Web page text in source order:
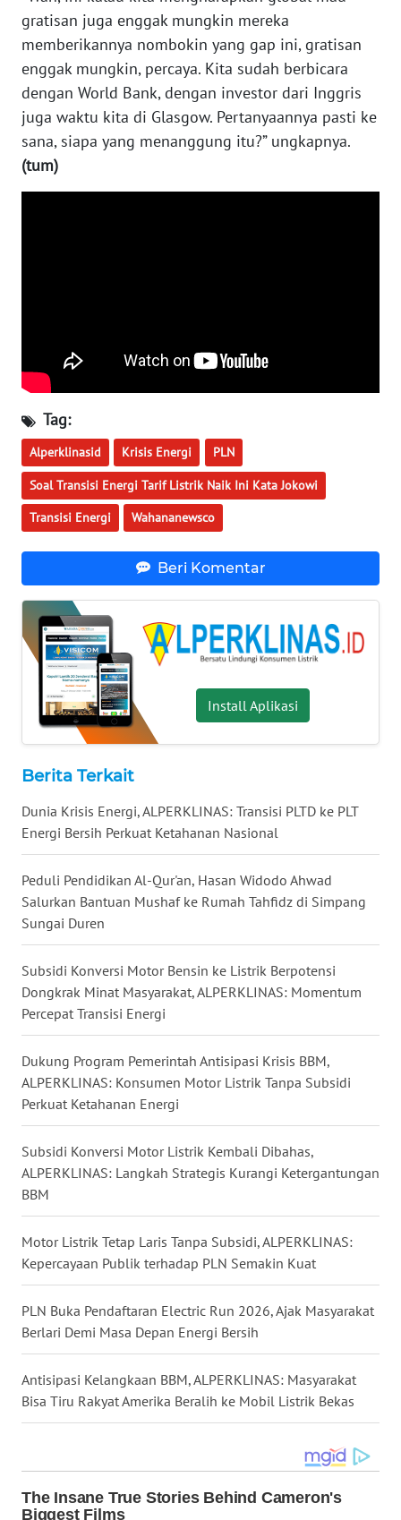
gratisan juga enggak mungkin mereka
memberikannya nombokin yang gap ini, gratisan
enggak mungkin, percaya. Kita sudah berbicara
dengan World Bank, dengan investor dari Inggris
juga waktu kita di Glasgow. Pertanyaannya pasti ke
sana, siapa yang menanggung itu?” ungkapnya.
(tum)
Tag:
Alperklinasid Krisis Energi PLN
Soal Transisi Energi Tarif Listrik Naik Ini Kata Jokowi
Transisi Energi Wahananewsco
Beri Komentar
Install Aplikasi
Berita Terkait
Dunia Krisis Energi, ALPERKLINAS: Transisi PLTD ke PLT
Energi Bersih Perkuat Ketahanan Nasional
Peduli Pendidikan Al-Qur'an, Hasan Widodo Ahwad
Salurkan Bantuan Mushaf ke Rumah Tahfidz di Simpang
Sungai Duren
Subsidi Konversi Motor Bensin ke Listrik Berpotensi
Dongkrak Minat Masyarakat, ALPERKLINAS: Momentum
Percepat Transisi Energi
Dukung Program Pemerintah Antisipasi Krisis BBM,
ALPERKLINAS: Konsumen Motor Listrik Tanpa Subsidi
Perkuat Ketahanan Energi
Subsidi Konversi Motor Listrik Kembali Dibahas,
ALPERKLINAS: Langkah Strategis Kurangi Ketergantungan
BBM
Motor Listrik Tetap Laris Tanpa Subsidi, ALPERKLINAS:
Kepercayaan Publik terhadap PLN Semakin Kuat
PLN Buka Pendaftaran Electric Run 2026, Ajak Masyarakat
Berlari Demi Masa Depan Energi Bersih
Antisipasi Kelangkaan BBM, ALPERKLINAS: Masyarakat
Bisa Tiru Rakyat Amerika Beralih ke Mobil Listrik Bekas
WN
MALUKU
WN
MALUT
WN
DAIRI
WN
LANGKAT
WN
TAPANULI
SELATAN
WN
TANJUNG
KARO
WN
SIMALUNGUN
WN
LABUHANBATU
TAPANULI
TENGAH
WN DELI
SERDANG
WN
TINGGI
KARAWANG
WN
BEKASI
BOGOR
DEPOK
WN
TAPANULI
UTARA
WN